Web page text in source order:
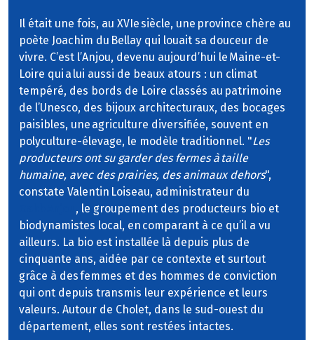
Il était une fois, au XVIe siècle, une province chère au
poète Joachim du Bellay qui louait sa douceur de
vivre. C’est l’Anjou, devenu aujourd’hui le Maine-et-
Loire qui a lui aussi de beaux atours : un climat
tempéré, des bords de Loire classés au patrimoine
de l’Unesco, des bijoux architecturaux, des bocages
paisibles, une agriculture diversifiée, souvent en
polyculture-élevage, le modèle traditionnel. "Les
producteurs ont su garder des fermes à taille
humaine, avec des prairies, des animaux dehors",
constate Valentin Loiseau, administrateur du
, le groupement des producteurs bio et
biodynamistes local, en comparant à ce qu’il a vu
ailleurs. La bio est installée là depuis plus de
cinquante ans, aidée par ce contexte et surtout
grâce à des femmes et des hommes de conviction
qui ont depuis transmis leur expérience et leurs
valeurs. Autour de Cholet, dans le sud-ouest du
département, elles sont restées intactes.